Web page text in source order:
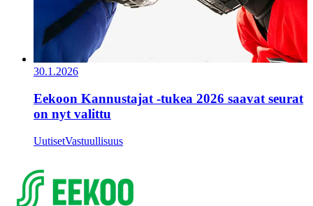
30.1.2026
Eekoon Kannustajat -tukea 2026 saavat seurat
on nyt valittu
UutisetVastuullisuus